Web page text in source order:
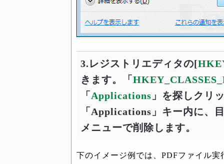
3.レジストリエディタの[
きます。「
「 Applications 」を探しクリ
「Applications」キー内に、
メニューで削除します。
下のイメージ例では、PDFファイル